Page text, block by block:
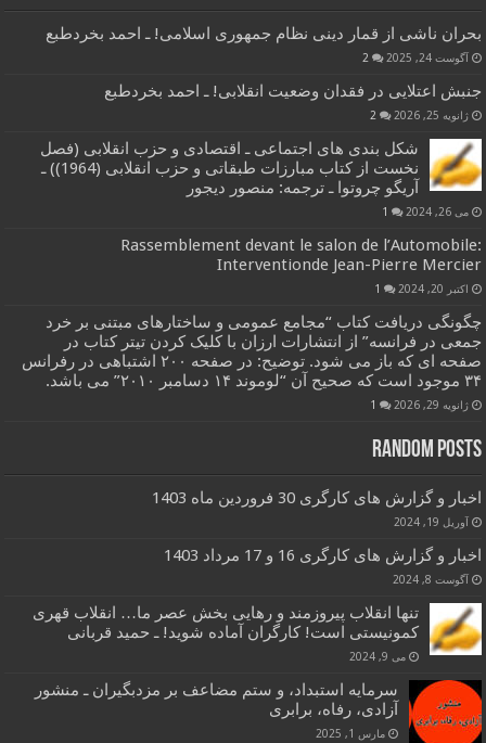
بحران ناشی از قمار دینی نظام جمهوری اسلامی! ـ احمد بخردطبع
آگوست 24, 2025 2
جنبش اعتلایی در فقدان وضعیت انقلابی! ـ احمد بخردطبع
ژانویه 25, 2026 2
شکل بندی های اجتماعی ـ اقتصادی و حزب انقلابی (فصل
نخست از کتاب مبارزات طبقاتی و حزب انقلابی (1964)) ـ
آریگو چروتوا ـ ترجمه: منصور دیجور
می 26, 2024 1
Rassemblement devant le salon de l’Automobile:
Interventionde Jean-Pierre Mercier
اکتبر 20, 2024 1
چگونگی دریافت کتاب “مجامع عمومی و ساختارهای مبتنی بر خرد
جمعی در فرانسه” از انتشارات ارزان با کلیک کردن تیتر کتاب در
صفحه ای که باز می شود. توضیح: در صفحه ۲۰۰ اشتباهی در رفرانس
۳۴ موجود است که صحیح آن “لوموند ۱۴ دسامبر ۲۰۱۰” می باشد.
ژانویه 29, 2026 1
Random Posts
اخبار و گزارش های کارگری 30 فروردین ماه 1403
آوریل 19, 2024
اخبار و گزارش های کارگری 16 و 17 مرداد 1403
آگوست 8, 2024
تنها انقلاب پیروزمند و رهایی بخش عصر ما… انقلاب قهری
کمونیستی است! کارگران آماده شوید! ـ حمید قربانی
می 9, 2024
سرمایه استبداد، و ستم مضاعف بر مزدبگیران ـ منشور
آزادی، رفاه، برابری
مارس 1, 2025